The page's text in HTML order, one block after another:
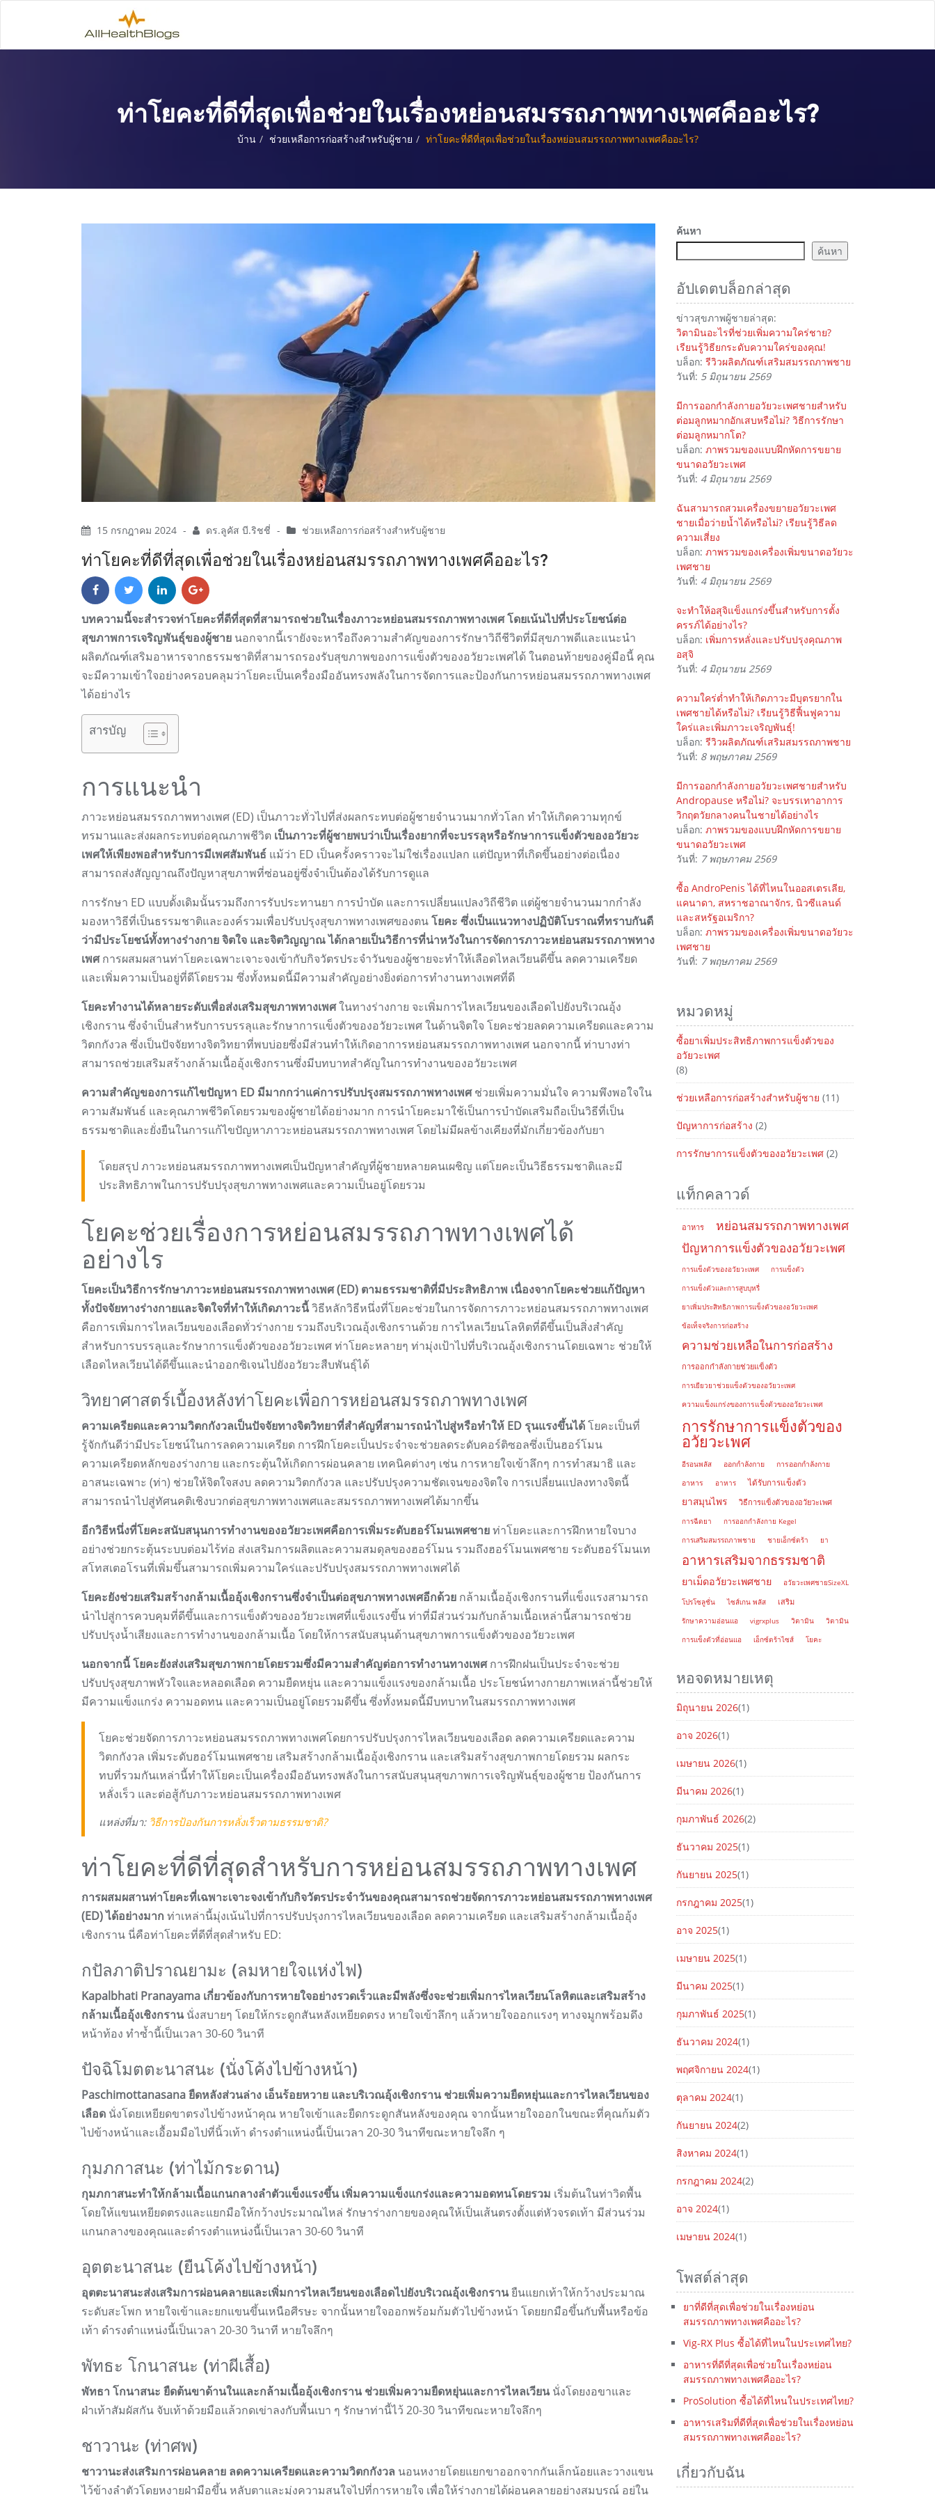
ท่าโยคะที่ดีที่สุดเพื่อช่วยในเรื่องหย่อนสมรรถภาพทางเพศคืออะไร?
บ้าน ช่วยเหลือการก่อสร้างสำหรับผู้ชาย ท่าโยคะที่ดีที่สุดเพื่อช่วยในเรื่องหย่อนสมรรถภาพทางเพศคืออะไร?
15 กรกฎาคม 2024 - ดร.ลูคัส บี.ริชชี่ - ช่วยเหลือการก่อสร้างสำหรับผู้ชาย
ท่าโยคะที่ดีที่สุดเพื่อช่วยในเรื่องหย่อนสมรรถภาพทางเพศคืออะไร?
บทความนี้จะสำรวจท่าโยคะที่ดีที่สุดที่สามารถช่วยในเรื่องภาวะหย่อนสมรรถภาพทางเพศ โดยเน้นไปที่ประโยชน์ต่อ
สุขภาพการเจริญพันธุ์ของผู้ชาย นอกจากนี้เรายังจะหารือถึงความสำคัญของการรักษาวิถีชีวิตที่มีสุขภาพดีและแนะนำ
ผลิตภัณฑ์เสริมอาหารจากธรรมชาติที่สามารถรองรับสุขภาพของการแข็งตัวของอวัยวะเพศได้ ในตอนท้ายของคู่มือนี้ คุณ
จะมีความเข้าใจอย่างครอบคลุมว่าโยคะเป็นเครื่องมืออันทรงพลังในการจัดการและป้องกันการหย่อนสมรรถภาพทางเพศ
ได้อย่างไร
สารบัญ
การแนะนำ
ภาวะหย่อนสมรรถภาพทางเพศ (ED) เป็นภาวะทั่วไปที่ส่งผลกระทบต่อผู้ชายจำนวนมากทั่วโลก ทำให้เกิดความทุกข์
ทรมานและส่งผลกระทบต่อคุณภาพชีวิต เป็นภาวะที่ผู้ชายพบว่าเป็นเรื่องยากที่จะบรรลุหรือรักษาการแข็งตัวของอวัยวะ
เพศให้เพียงพอสำหรับการมีเพศสัมพันธ์ แม้ว่า ED เป็นครั้งคราวจะไม่ใช่เรื่องแปลก แต่ปัญหาที่เกิดขึ้นอย่างต่อเนื่อง
สามารถส่งสัญญาณถึงปัญหาสุขภาพที่ซ่อนอยู่ซึ่งจำเป็นต้องได้รับการดูแล
การรักษา ED แบบดั้งเดิมนั้นรวมถึงการรับประทานยา การบำบัด และการเปลี่ยนแปลงวิถีชีวิต แต่ผู้ชายจำนวนมากกำลัง
มองหาวิธีที่เป็นธรรมชาติและองค์รวมเพื่อปรับปรุงสุขภาพทางเพศของตนโยคะ ซึ่งเป็นแนวทางปฏิบัติโบราณที่ทราบกันดี
ว่ามีประโยชน์ทั้งทางร่างกาย จิตใจ และจิตวิญญาณ ได้กลายเป็นวิธีการที่น่าหวังในการจัดการภาวะหย่อนสมรรถภาพทาง
เพศการผสมผสานท่าโยคะเฉพาะเจาะจงเข้ากับกิจวัตรประจำวันของผู้ชายจะทำให้เลือดไหลเวียนดีขึ้น ลดความเครียด
และเพิ่มความเป็นอยู่ที่ดีโดยรวม ซึ่งทั้งหมดนี้มีความสำคัญอย่างยิ่งต่อการทำงานทางเพศที่ดี
โยคะทำงานได้หลายระดับเพื่อส่งเสริมสุขภาพทางเพศในทางร่างกาย จะเพิ่มการไหลเวียนของเลือดไปยังบริเวณอุ้ง
เชิงกราน ซึ่งจำเป็นสำหรับการบรรลุและรักษาการแข็งตัวของอวัยวะเพศ ในด้านจิตใจ โยคะช่วยลดความเครียดและความ
วิตกกังวล ซึ่งเป็นปัจจัยทางจิตวิทยาที่พบบ่อยซึ่งมีส่วนทำให้เกิดอาการหย่อนสมรรถภาพทางเพศ นอกจากนี้ ท่าบางท่า
สามารถช่วยเสริมสร้างกล้ามเนื้ออุ้งเชิงกรานซึ่งมีบทบาทสำคัญในการทำงานของอวัยวะเพศ
ความสำคัญของการแก้ไขปัญหา ED มีมากกว่าแค่การปรับปรุงสมรรถภาพทางเพศช่วยเพิ่มความมั่นใจ ความพึงพอใจใน
ความสัมพันธ์ และคุณภาพชีวิตโดยรวมของผู้ชายได้อย่างมาก การนำโยคะมาใช้เป็นการบำบัดเสริมถือเป็นวิธีที่เป็น
ธรรมชาติและยั่งยืนในการแก้ไขปัญหาภาวะหย่อนสมรรถภาพทางเพศ โดยไม่มีผลข้างเคียงที่มักเกี่ยวข้องกับยา
โดยสรุป ภาวะหย่อนสมรรถภาพทางเพศเป็นปัญหาสำคัญที่ผู้ชายหลายคนเผชิญ แต่โยคะเป็นวิธีธรรมชาติและมี
ประสิทธิภาพในการปรับปรุงสุขภาพทางเพศและความเป็นอยู่โดยรวม
โยคะช่วยเรื่องการหย่อนสมรรถภาพทางเพศได้
อย่างไร
โยคะเป็นวิธีการรักษาภาวะหย่อนสมรรถภาพทางเพศ (ED) ตามธรรมชาติที่มีประสิทธิภาพ เนื่องจากโยคะช่วยแก้ปัญหา
ทั้งปัจจัยทางร่างกายและจิตใจที่ทำให้เกิดภาวะนี้วิธีหลักวิธีหนึ่งที่โยคะช่วยในการจัดการภาวะหย่อนสมรรถภาพทางเพศ
คือการเพิ่มการไหลเวียนของเลือดทั่วร่างกาย รวมถึงบริเวณอุ้งเชิงกรานด้วย การไหลเวียนโลหิตที่ดีขึ้นเป็นสิ่งสำคัญ
สำหรับการบรรลุและรักษาการแข็งตัวของอวัยวะเพศ ท่าโยคะหลายๆ ท่ามุ่งเป้าไปที่บริเวณอุ้งเชิงกรานโดยเฉพาะ ช่วยให้
เลือดไหลเวียนได้ดีขึ้นและนำออกซิเจนไปยังอวัยวะสืบพันธุ์ได้
วิทยาศาสตร์เบื้องหลังท่าโยคะเพื่อการหย่อนสมรรถภาพทางเพศ
ความเครียดและความวิตกกังวลเป็นปัจจัยทางจิตวิทยาที่สำคัญที่สามารถนำไปสู่หรือทำให้ ED รุนแรงขึ้นได้โยคะเป็นที่
รู้จักกันดีว่ามีประโยชน์ในการลดความเครียด การฝึกโยคะเป็นประจำจะช่วยลดระดับคอร์ติซอลซึ่งเป็นฮอร์โมน
ความเครียดหลักของร่างกาย และกระตุ้นให้เกิดการผ่อนคลาย เทคนิคต่างๆ เช่น การหายใจเข้าลึกๆ การทำสมาธิ และ
อาสนะเฉพาะ (ท่า) ช่วยให้จิตใจสงบ ลดความวิตกกังวล และปรับปรุงความชัดเจนของจิตใจ การเปลี่ยนแปลงทางจิตนี้
สามารถนำไปสู่ทัศนคติเชิงบวกต่อสุขภาพทางเพศและสมรรถภาพทางเพศได้มากขึ้น
อีกวิธีหนึ่งที่โยคะสนับสนุนการทำงานของอวัยวะเพศคือการเพิ่มระดับฮอร์โมนเพศชายท่าโยคะและการฝึกหายใจบาง
อย่างช่วยกระตุ้นระบบต่อมไร้ท่อ ส่งเสริมการผลิตและความสมดุลของฮอร์โมน รวมถึงฮอร์โมนเพศชาย ระดับฮอร์โมนเท
สโทสเตอโรนที่เพิ่มขึ้นสามารถเพิ่มความใคร่และปรับปรุงสมรรถภาพทางเพศได้
โยคะยังช่วยเสริมสร้างกล้ามเนื้ออุ้งเชิงกรานซึ่งจำเป็นต่อสุขภาพทางเพศอีกด้วย กล้ามเนื้ออุ้งเชิงกรานที่แข็งแรงสามารถ
นำไปสู่การควบคุมที่ดีขึ้นและการแข็งตัวของอวัยวะเพศที่แข็งแรงขึ้น ท่าที่มีส่วนร่วมกับกล้ามเนื้อเหล่านี้สามารถช่วย
ปรับปรุงน้ำเสียงและการทำงานของกล้ามเนื้อ โดยให้การสนับสนุนด้านสุขภาพการแข็งตัวของอวัยวะเพศ
นอกจากนี้ โยคะยังส่งเสริมสุขภาพกายโดยรวมซึ่งมีความสำคัญต่อการทำงานทางเพศการฝึกฝนเป็นประจำจะช่วย
ปรับปรุงสุขภาพหัวใจและหลอดเลือด ความยืดหยุ่น และความแข็งแรงของกล้ามเนื้อ ประโยชน์ทางกายภาพเหล่านี้ช่วยให้
มีความแข็งแกร่ง ความอดทน และความเป็นอยู่โดยรวมดีขึ้น ซึ่งทั้งหมดนี้มีบทบาทในสมรรถภาพทางเพศ
โยคะช่วยจัดการภาวะหย่อนสมรรถภาพทางเพศโดยการปรับปรุงการไหลเวียนของเลือด ลดความเครียดและความ
วิตกกังวล เพิ่มระดับฮอร์โมนเพศชาย เสริมสร้างกล้ามเนื้ออุ้งเชิงกราน และเสริมสร้างสุขภาพกายโดยรวม ผลกระ
ทบที่รวมกันเหล่านี้ทำให้โยคะเป็นเครื่องมืออันทรงพลังในการสนับสนุนสุขภาพการเจริญพันธุ์ของผู้ชาย ป้องกันการ
หลั่งเร็ว และต่อสู้กับภาวะหย่อนสมรรถภาพทางเพศ
แหล่งที่มา: วิธีการป้องกันการหลั่งเร็วตามธรรมชาติ?
ท่าโยคะที่ดีที่สุดสำหรับการหย่อนสมรรถภาพทางเพศ
การผสมผสานท่าโยคะที่เฉพาะเจาะจงเข้ากับกิจวัตรประจำวันของคุณสามารถช่วยจัดการภาวะหย่อนสมรรถภาพทางเพศ
(ED) ได้อย่างมาก ท่าเหล่านี้มุ่งเน้นไปที่การปรับปรุงการไหลเวียนของเลือด ลดความเครียด และเสริมสร้างกล้ามเนื้ออุ้ง
เชิงกราน นี่คือท่าโยคะที่ดีที่สุดสำหรับ ED:
กปัลภาติปราณยามะ (ลมหายใจแห่งไฟ)
Kapalbhati Pranayama เกี่ยวข้องกับการหายใจอย่างรวดเร็วและมีพลังซึ่งจะช่วยเพิ่มการไหลเวียนโลหิตและเสริมสร้าง
กล้ามเนื้ออุ้งเชิงกรานนั่งสบายๆ โดยให้กระดูกสันหลังเหยียดตรง หายใจเข้าลึกๆ แล้วหายใจออกแรงๆ ทางจมูกพร้อมดึง
หน้าท้อง ทำซ้ำนี้เป็นเวลา 30-60 วินาที
ปัจฉิโมตตะนาสนะ (นั่งโค้งไปข้างหน้า)
Paschimottanasana ยืดหลังส่วนล่าง เอ็นร้อยหวาย และบริเวณอุ้งเชิงกราน ช่วยเพิ่มความยืดหยุ่นและการไหลเวียนของ
เลือด นั่งโดยเหยียดขาตรงไปข้างหน้าคุณ หายใจเข้าและยืดกระดูกสันหลังของคุณ จากนั้นหายใจออกในขณะที่คุณก้มตัว
ไปข้างหน้าและเอื้อมมือไปที่นิ้วเท้า ดำรงตำแหน่งนี้เป็นเวลา 20-30 วินาทีขณะหายใจลึก ๆ
กุมภกาสนะ (ท่าไม้กระดาน)
กุมภกาสนะทำให้กล้ามเนื้อแกนกลางลำตัวแข็งแรงขึ้น เพิ่มความแข็งแกร่งและความอดทนโดยรวม เริ่มต้นในท่าวิดพื้น
โดยให้แขนเหยียดตรงและแยกมือให้กว้างประมาณไหล่ รักษาร่างกายของคุณให้เป็นเส้นตรงตั้งแต่หัวจรดเท้า มีส่วนร่วม
แกนกลางของคุณและดำรงตำแหน่งนี้เป็นเวลา 30-60 วินาที
อุตตะนาสนะ (ยืนโค้งไปข้างหน้า)
อุตตะนาสนะส่งเสริมการผ่อนคลายและเพิ่มการไหลเวียนของเลือดไปยังบริเวณอุ้งเชิงกรานยืนแยกเท้าให้กว้างประมาณ
ระดับสะโพก หายใจเข้าและยกแขนขึ้นเหนือศีรษะ จากนั้นหายใจออกพร้อมก้มตัวไปข้างหน้า โดยยกมือขึ้นกับพื้นหรือข้อ
เท้า ดำรงตำแหน่งนี้เป็นเวลา 20-30 วินาที หายใจลึกๆ
พัทธะ โกนาสนะ (ท่าผีเสื้อ)
พัทธา โกนาสนะ ยืดต้นขาด้านในและกล้ามเนื้ออุ้งเชิงกราน ช่วยเพิ่มความยืดหยุ่นและการไหลเวียนนั่งโดยงอขาและ
ฝ่าเท้าสัมผัสกัน จับเท้าด้วยมือแล้วกดเข่าลงกับพื้นเบา ๆ รักษาท่านี้ไว้ 20-30 วินาทีขณะหายใจลึกๆ
ชาวานะ (ท่าศพ)
ชาวานะส่งเสริมการผ่อนคลาย ลดความเครียดและความวิตกกังวล นอนหงายโดยแยกขาออกจากกันเล็กน้อยและวางแขน
ไว้ข้างลำตัวโดยหงายฝ่ามือขึ้น หลับตาและมุ่งความสนใจไปที่การหายใจ เพื่อให้ร่างกายได้ผ่อนคลายอย่างสมบูรณ์ อยู่ใน
ค้นหา
ค้นหา
อัปเดตบล็อกล่าสุด
ข่าวสุขภาพผู้ชายล่าสุด:
วิตามินอะไรที่ช่วยเพิ่มความใคร่ชาย?
เรียนรู้วิธียกระดับความใคร่ของคุณ!
บล็อก: รีวิวผลิตภัณฑ์เสริมสมรรถภาพชาย
วันที่: 5 มิถุนายน 2569
มีการออกกำลังกายอวัยวะเพศชายสำหรับ
ต่อมลูกหมากอักเสบหรือไม่? วิธีการรักษา
ต่อมลูกหมากโต?
บล็อก: ภาพรวมของแบบฝึกหัดการขยาย
ขนาดอวัยวะเพศ
วันที่: 4 มิถุนายน 2569
ฉันสามารถสวมเครื่องขยายอวัยวะเพศ
ชายเมื่อว่ายน้ำได้หรือไม่? เรียนรู้วิธีลด
ความเสี่ยง
บล็อก: ภาพรวมของเครื่องเพิ่มขนาดอวัยวะ
เพศชาย
วันที่: 4 มิถุนายน 2569
จะทำให้อสุจิแข็งแกร่งขึ้นสำหรับการตั้ง
ครรภ์ได้อย่างไร?
บล็อก: เพิ่มการหลั่งและปรับปรุงคุณภาพ
อสุจิ
วันที่: 4 มิถุนายน 2569
ความใคร่ต่ำทำให้เกิดภาวะมีบุตรยากใน
เพศชายได้หรือไม่? เรียนรู้วิธีฟื้นฟูความ
ใคร่และเพิ่มภาวะเจริญพันธุ์!
บล็อก: รีวิวผลิตภัณฑ์เสริมสมรรถภาพชาย
วันที่: 8 พฤษภาคม 2569
มีการออกกำลังกายอวัยวะเพศชายสำหรับ
Andropause หรือไม่? จะบรรเทาอาการ
วิกฤตวัยกลางคนในชายได้อย่างไร
บล็อก: ภาพรวมของแบบฝึกหัดการขยาย
ขนาดอวัยวะเพศ
วันที่: 7 พฤษภาคม 2569
ซื้อ AndroPenis ได้ที่ไหนในออสเตรเลีย,
แคนาดา, สหราชอาณาจักร, นิวซีแลนด์
และสหรัฐอเมริกา?
บล็อก: ภาพรวมของเครื่องเพิ่มขนาดอวัยวะ
เพศชาย
วันที่: 7 พฤษภาคม 2569
หมวดหมู่
ซื้อยาเพิ่มประสิทธิภาพการแข็งตัวของ
อวัยวะเพศ
(8)
ช่วยเหลือการก่อสร้างสำหรับผู้ชาย (11)
ปัญหาการก่อสร้าง (2)
การรักษาการแข็งตัวของอวัยวะเพศ (2)
แท็กคลาวด์
อาหาร หย่อนสมรรถภาพทางเพศ
ปัญหาการแข็งตัวของอวัยวะเพศ
การแข็งตัวของอวัยวะเพศ
การแข็งตัว
การแข็งตัวและการสูบบุหรี่
ยาเพิ่มประสิทธิภาพการแข็งตัวของอวัยวะเพศ
ข้อเท็จจริงการก่อสร้าง
ความช่วยเหลือในการก่อสร้าง
การออกกำลังกายช่วยแข็งตัว
การเยียวยาช่วยแข็งตัวของอวัยวะเพศ
ความแข็งแกร่งของการแข็งตัวของอวัยวะเพศ
การรักษาการแข็งตัวของ
อวัยวะเพศ
อีรอนพลัส ออกกำลังกาย
การออกกำลังกาย
อาหาร
อาหาร ได้รับการแข็งตัว
ยาสมุนไพร วิธีการแข็งตัวของอวัยวะเพศ
การฉีดยา
การออกกำลังกาย Kegel
การเสริมสมรรถภาพชาย
ชายเอ็กซ์ตร้า ยา
อาหารเสริมจากธรรมชาติ
ยาเม็ดอวัยวะเพศชาย
อวัยวะเพศชายSizeXL
โปรโซลูชั่น
ไซส์เกน พลัส เสริม
รักษาความอ่อนแอ vigrxplus วิตามิน
วิตามิน
การแข็งตัวที่อ่อนแอ
เอ็กซ์ตร้าไซส์ โยคะ
หอจดหมายเหตุ
มิถุนายน 2026(1)
อาจ 2026(1)
เมษายน 2026(1)
มีนาคม 2026(1)
กุมภาพันธ์ 2026(2)
ธันวาคม 2025(1)
กันยายน 2025(1)
กรกฎาคม 2025(1)
อาจ 2025(1)
เมษายน 2025(1)
มีนาคม 2025(1)
กุมภาพันธ์ 2025(1)
ธันวาคม 2024(1)
พฤศจิกายน 2024(1)
ตุลาคม 2024(1)
กันยายน 2024(2)
สิงหาคม 2024(1)
กรกฎาคม 2024(2)
อาจ 2024(1)
เมษายน 2024(1)
โพสต์ล่าสุด
ยาที่ดีที่สุดเพื่อช่วยในเรื่องหย่อน
สมรรถภาพทางเพศคืออะไร?
Vig-RX Plus ซื้อได้ที่ไหนในประเทศไทย?
อาหารที่ดีที่สุดเพื่อช่วยในเรื่องหย่อน
สมรรถภาพทางเพศคืออะไร?
ProSolution ซื้อได้ที่ไหนในประเทศไทย?
อาหารเสริมที่ดีที่สุดเพื่อช่วยในเรื่องหย่อน
สมรรถภาพทางเพศคืออะไร?
เกี่ยวกับฉัน